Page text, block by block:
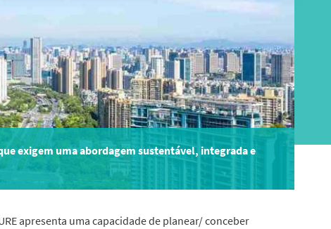
exigem uma abordagem sustentável, integrada e
apresenta uma capacidade de planear/ conceber